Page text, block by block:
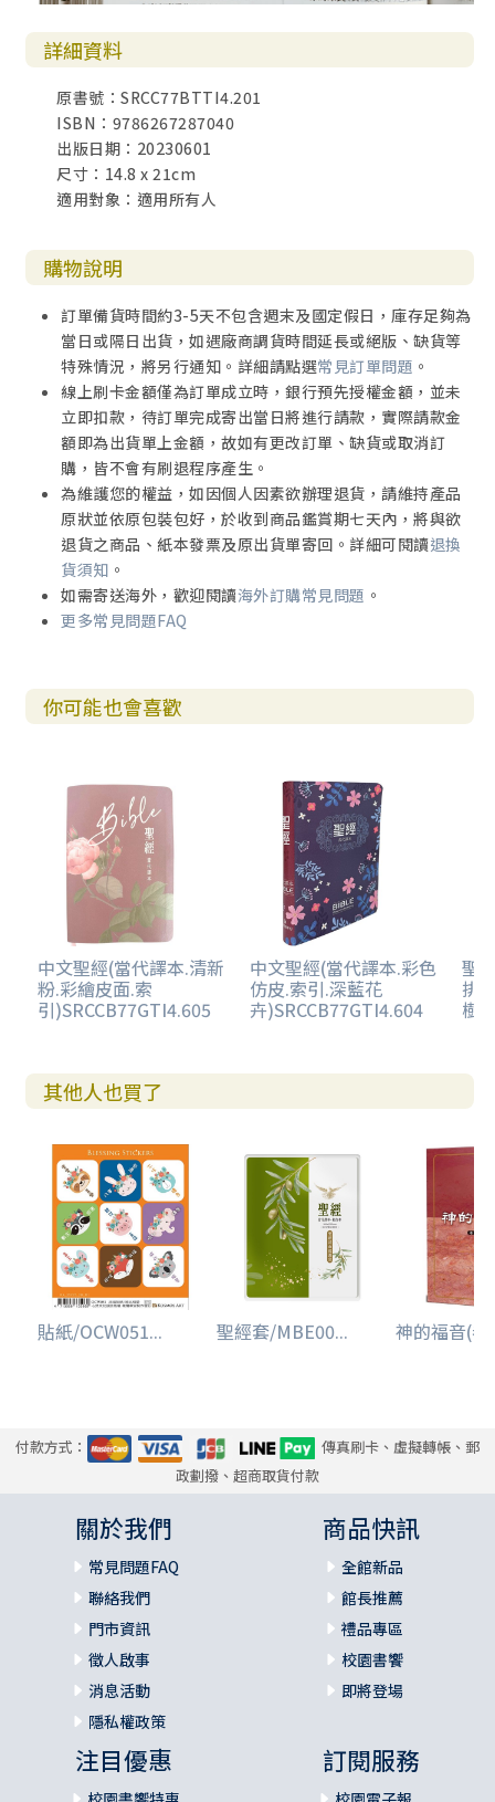
詳細資料
原書號：SRCC77BTTI4.201
ISBN：9786267287040
出版日期：20230601
尺寸：14.8 x 21cm
適用對象：適用所有人
購物說明
訂單備貨時間約3-5天不包含週末及國定假日，庫存足夠為
當日或隔日出貨，如遇廠商調貨時間延長或絕版、缺貨等
特殊情況，將另行通知。詳細請點選常見訂單問題 。
線上刷卡金額僅為訂單成立時，銀行預先授權金額，並未
立即扣款，待訂單完成寄出當日將進行請款，實際請款金
額即為出貨單上金額，故如有更改訂單、缺貨或取消訂
購，皆不會有刷退程序產生。
為維護您的權益，如因個人因素欲辦理退貨，請維持產品
原狀並依原包裝包好，於收到商品鑑賞期七天內，將與欲
退貨之商品、紙本發票及原出貨單寄回。詳細可閱讀退換
貨須知 。
如需寄送海外，歡迎閱讀海外訂購常見問題 。
更多常見問題FAQ
你可能也會喜歡
中文聖經(當代譯本.清新
粉.彩繪皮面.索
引)SRCCB77GTI4.605
中文聖經(當代譯本.彩色
仿皮.索引.深藍花
卉)SRCCB77GTI4.604
聖
排.
樹
其他人也買了
貼紙/OCW051... 聖經套/MBE00... 神的福音(
付款方式：
傳真刷卡、虛擬轉帳、郵
政劃撥、超商取貨付款
關於我們
常見問題FAQ
聯絡我們
門市資訊
徵人啟事
消息活動
隱私權政策
商品快訊
全館新品
館長推薦
禮品專區
校園書饗
即將登場
注目優惠 訂閱服務